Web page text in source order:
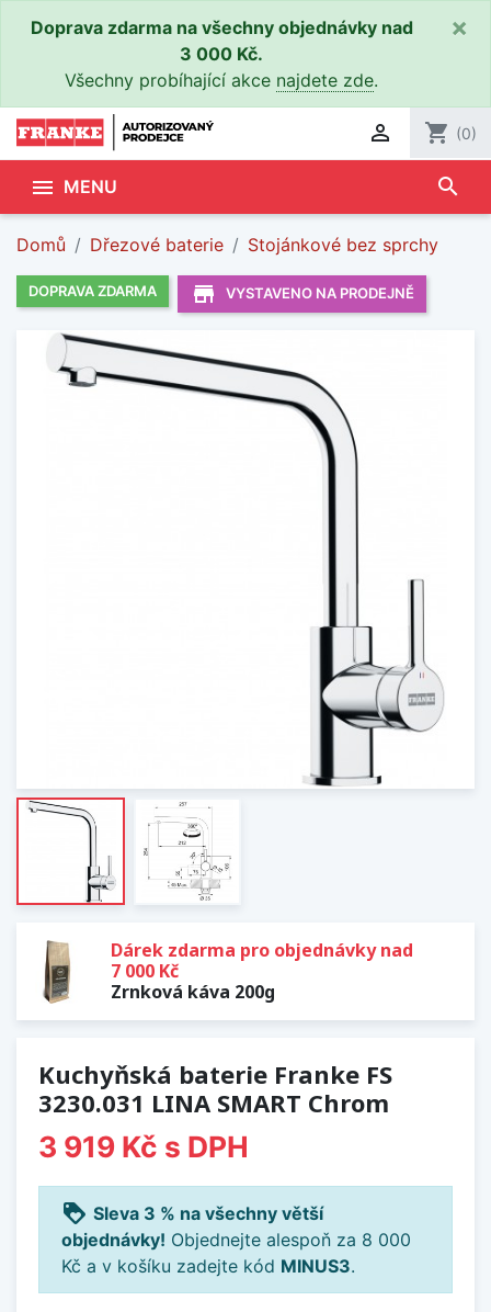
Doprava zdarma na všechny objednávky nad
3 000 Kč.
Všechny probíhající akce najdete zde.
×
 shopping_cart (0)
 MENU search
Domů Dřezové baterie Stojánkové bez sprchy
DOPRAVA ZDARMA store_mall_directory VYSTAVENO NA PRODEJNĚ
Dárek zdarma pro objednávky nad
7 000 Kč
Zrnková káva 200g
Kuchyňská baterie Franke FS
3230.031 LINA SMART Chrom
3 919 Kč s DPH
loyalty Sleva 3 % na všechny větší
objednávky! Objednejte alespoň za 8 000
Kč a v košíku zadejte kód MINUS3.